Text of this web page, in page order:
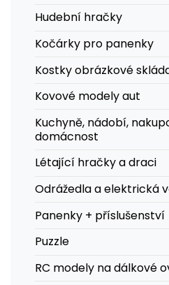
Hudební hračky
Kočárky pro panenky
Kostky obrázkové
Kovové modely aut
Kuchyně, nádobí,
domácnost
Létající hračky a draci
Odrážedla a elektrická
Panenky + příslušenství
Puzzle
RC modely na dálkové